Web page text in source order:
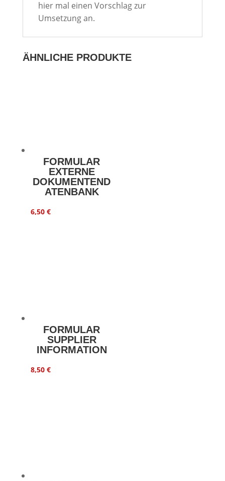
hier mal einen Vorschlag zur
Umsetzung an.
ÄHNLICHE PRODUKTE
FORMULAR
EXTERNE
DOKUMENTEND
ATENBANK
6,50 €
FORMULAR
SUPPLIER
INFORMATION
8,50 €